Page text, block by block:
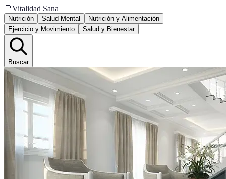
📑Vitalidad Sana
Nutrición Salud Mental
Nutrición y Alimentación
Ejercicio y Movimiento
Salud y Bienestar
Buscar